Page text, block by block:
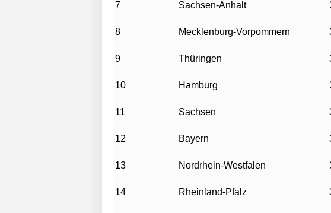
7 Sachsen-Anhalt
8 Mecklenburg-Vorpommern
9 Thüringen
10 Hamburg
11 Sachsen
12 Bayern
13 Nordrhein-Westfalen
14 Rheinland-Pfalz